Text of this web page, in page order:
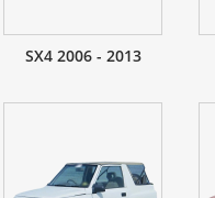
SX4 2006 - 2013